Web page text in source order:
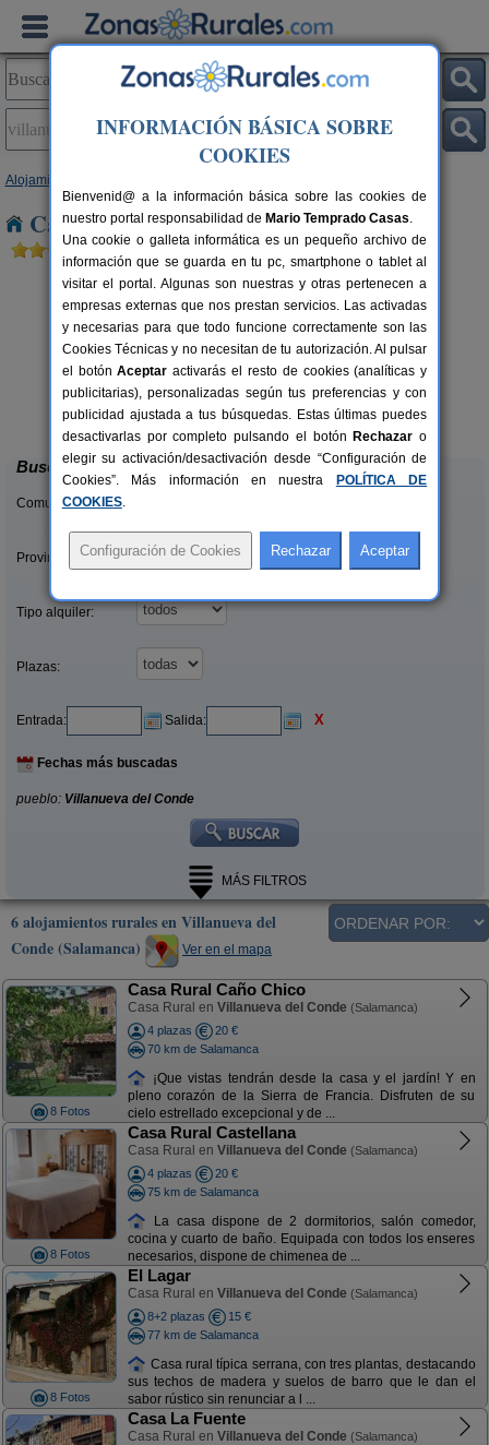
Alojamientos
Casas Rurales en Villanueva del Conde
8+2 pers.
desde13 €
La Avutarda
Villoria (Salamanca)
Buscar
Comunidades:
Provincias/Islas:
Tipo alquiler:
Plazas:
Entrada: Salida: X
Fechas más buscadas
pueblo: Villanueva del Conde
MÁS FILTROS
6 alojamientos rurales en Villanueva del
Conde (Salamanca)
Ver en el mapa
8 Fotos
Casa Rural Caño Chico
Casa Rural en Villanueva del Conde (Salamanca)
4 plazas
20 €
70 km de Salamanca
¡Que vistas tendrán desde la casa y el jardín! Y en
pleno corazón de la Sierra de Francia. Disfruten de su
cielo estrellado excepcional y de ...
8 Fotos
Casa Rural Castellana
Casa Rural en Villanueva del Conde (Salamanca)
4 plazas
20 €
75 km de Salamanca
La casa dispone de 2 dormitorios, salón comedor,
cocina y cuarto de baño. Equipada con todos los enseres
necesarios, dispone de chimenea de ...
8 Fotos
El Lagar
Casa Rural en Villanueva del Conde (Salamanca)
8+2 plazas
15 €
77 km de Salamanca
Casa rural típica serrana, con tres plantas, destacando
sus techos de madera y suelos de barro que le dan el
sabor rústico sin renunciar a l ...
Casa La Fuente
Casa Rural en Villanueva del Conde (Salamanca)
INFORMACIÓN BÁSICA SOBRE
COOKIES
Bienvenid@ a la información básica sobre las cookies de
nuestro portal responsabilidad de Mario Temprado Casas.
Una cookie o galleta informática es un pequeño archivo de
información que se guarda en tu pc, smartphone o tablet al
visitar el portal. Algunas son nuestras y otras pertenecen a
empresas externas que nos prestan servicios. Las activadas
y necesarias para que todo funcione correctamente son las
Cookies Técnicas y no necesitan de tu autorización. Al pulsar
el botónAceptar activarás el resto de cookies (analíticas y
publicitarias), personalizadas según tus preferencias y con
publicidad ajustada a tus búsquedas. Estas últimas puedes
desactivarlas por completo pulsando el botón Rechazar o
elegir su activación/desactivación desde “Configuración de
Cookies”. Más información en nuestra
POLÍTICA DE
COOKIES.